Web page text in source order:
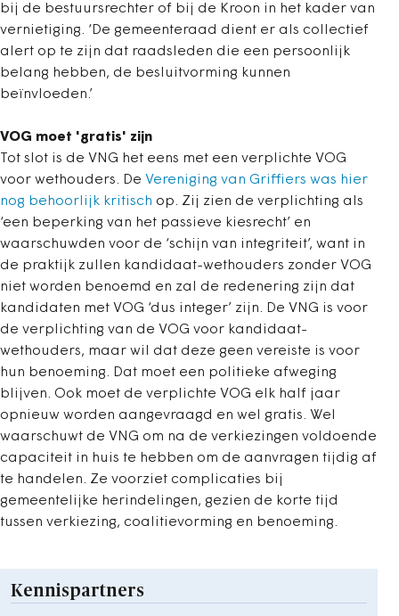
bij de bestuursrechter of bij de Kroon in het kader van
vernietiging. ‘De gemeenteraad dient er als collectief
alert op te zijn dat raadsleden die een persoonlijk
belang hebben, de besluitvorming kunnen
beïnvloeden.’
VOG moet 'gratis' zijn
Tot slot is de VNG het eens met een verplichte VOG
voor wethouders. De Vereniging van Griffiers was hier
nog behoorlijk kritisch op. Zij zien de verplichting als
‘een beperking van het passieve kiesrecht’ en
waarschuwden voor de ‘schijn van integriteit’, want in
de praktijk zullen kandidaat-wethouders zonder VOG
niet worden benoemd en zal de redenering zijn dat
kandidaten met VOG ‘dus integer’ zijn. De VNG is voor
de verplichting van de VOG voor kandidaat-
wethouders, maar wil dat deze geen vereiste is voor
hun benoeming. Dat moet een politieke afweging
blijven. Ook moet de verplichte VOG elk half jaar
opnieuw worden aangevraagd en wel gratis. Wel
waarschuwt de VNG om na de verkiezingen voldoende
capaciteit in huis te hebben om de aanvragen tijdig af
te handelen. Ze voorziet complicaties bij
gemeentelijke herindelingen, gezien de korte tijd
tussen verkiezing, coalitievorming en benoeming.
Kennispartners